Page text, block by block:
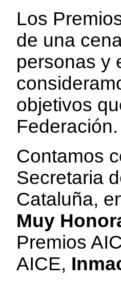
Los
de una
personas y
objetivos
Federación.
Contamos
Secretaria
Cataluña,
Muy
Premios
AICE,